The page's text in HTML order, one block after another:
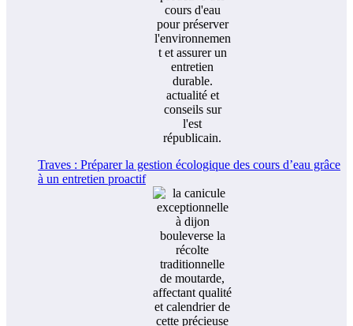
Traves : Préparer la gestion écologique des cours d’eau grâce
à un entretien proactif